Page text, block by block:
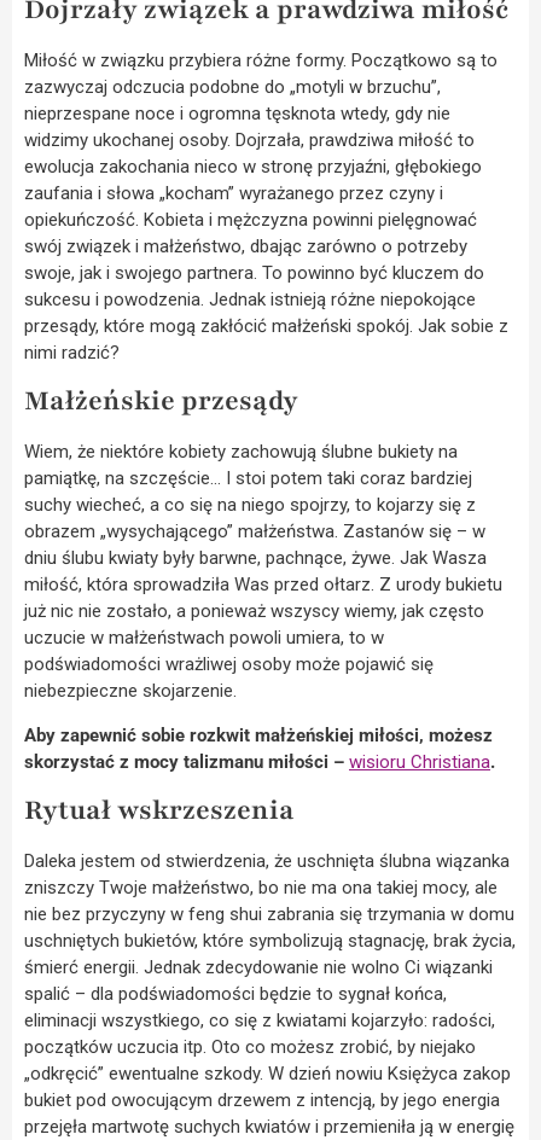
Dojrzały związek a prawdziwa miłość
Miłość w związku przybiera różne formy. Początkowo są to
zazwyczaj odczucia podobne do „motyli w brzuchu”,
nieprzespane noce i ogromna tęsknota wtedy, gdy nie
widzimy ukochanej osoby. Dojrzała, prawdziwa miłość to
ewolucja zakochania nieco w stronę przyjaźni, głębokiego
zaufania i słowa „kocham” wyrażanego przez czyny i
opiekuńczość. Kobieta i mężczyzna powinni pielęgnować
swój związek i małżeństwo, dbając zarówno o potrzeby
swoje, jak i swojego partnera. To powinno być kluczem do
sukcesu i powodzenia. Jednak istnieją różne niepokojące
przesądy, które mogą zakłócić małżeński spokój. Jak sobie z
nimi radzić?
Małżeńskie przesądy
Wiem, że niektóre kobiety zachowują ślubne bukiety na
pamiątkę, na szczęście… I stoi potem taki coraz bardziej
suchy wiecheć, a co się na niego spojrzy, to kojarzy się z
obrazem „wysychającego” małżeństwa. Zastanów się – w
dniu ślubu kwiaty były barwne, pachnące, żywe. Jak Wasza
miłość, która sprowadziła Was przed ołtarz. Z urody bukietu
już nic nie zostało, a ponieważ wszyscy wiemy, jak często
uczucie w małżeństwach powoli umiera, to w
podświadomości wrażliwej osoby może pojawić się
niebezpieczne skojarzenie.
Aby zapewnić sobie rozkwit małżeńskiej miłości, możesz
skorzystać z mocy talizmanu miłości – wisioru Christiana.
Rytuał wskrzeszenia
Daleka jestem od stwierdzenia, że uschnięta ślubna wiązanka
zniszczy Twoje małżeństwo, bo nie ma ona takiej mocy, ale
nie bez przyczyny w feng shui zabrania się trzymania w domu
uschniętych bukietów, które symbolizują stagnację, brak życia,
śmierć energii. Jednak zdecydowanie nie wolno Ci wiązanki
spalić – dla podświadomości będzie to sygnał końca,
eliminacji wszystkiego, co się z kwiatami kojarzyło: radości,
początków uczucia itp. Oto co możesz zrobić, by niejako
„odkręcić” ewentualne szkody. W dzień nowiu Księżyca zakop
bukiet pod owocującym drzewem z intencją, by jego energia
przejęła martwotę suchych kwiatów i przemieniła ją w energię